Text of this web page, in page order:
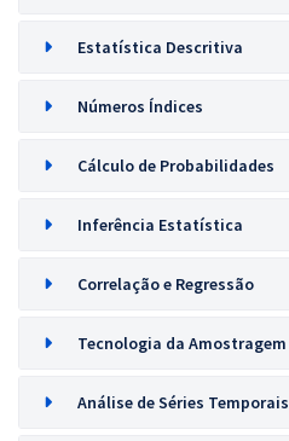
Estatística Descritiva
Números Índices
Cálculo de Probabilidades
Inferência Estatística
Correlação e Regressão
Tecnologia da Amostragem
Análise de Séries Temporais